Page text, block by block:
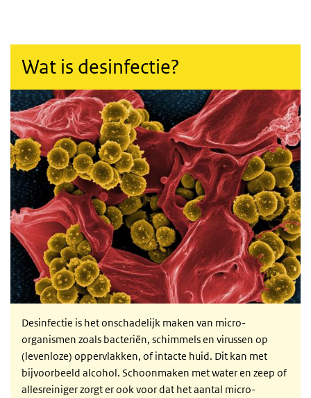
Wat is desinfectie?
Desinfectie is het onschadelijk maken van micro-
organismen zoals bacteriën, schimmels en virussen op
(levenloze) oppervlakken, of intacte huid. Dit kan met
bijvoorbeeld alcohol. Schoonmaken met water en zeep of
allesreiniger zorgt er ook voor dat het aantal micro-